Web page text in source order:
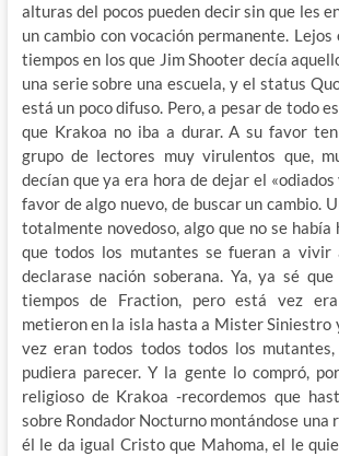
alturas del pocos pueden decir sin que les
un cambio con vocación permanente.
tiempos en los que Jim Shooter decía
una serie sobre una escuela, y el status
está un poco difuso. Pero, a pesar de todo
que Krakoa no iba a durar. A su favor
grupo de lectores muy virulentos que,
decían que ya era hora de dejar el
favor de algo nuevo, de buscar un cambio.
totalmente novedoso, algo que no se había
que todos los mutantes se fueran a vivir
declarase nación soberana. Ya, ya sé
tiempos de Fraction, pero está vez
metieron en la isla hasta a Mister Siniestro
vez eran todos todos todos los
pudiera parecer. Y la gente lo compró,
religioso de Krakoa -recordemos que
sobre Rondador Nocturno montándose una
él le da igual Cristo que Mahoma, el le